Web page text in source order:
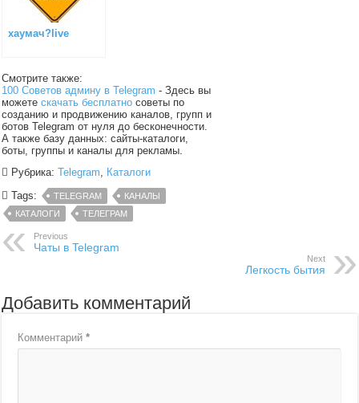
хаумач?live
Смотрите также:
100 Советов админу в Telegram - Здесь вы
можетескачать бесплатно советы по
созданию и продвижению каналов, групп и
ботов Telegram от нуля до бесконечности.
А также базу данных: сайты-каталоги,
боты, группы и каналы для рекламы.
Рубрика:Telegram, Каталоги
Tags:
TELEGRAM
КАНАЛЫ
КАТАЛОГИ
ТЕЛЕГРАМ
Previous
Чаты в Telegram
Next
Легкость бытия
Добавить комментарий
Комментарий*